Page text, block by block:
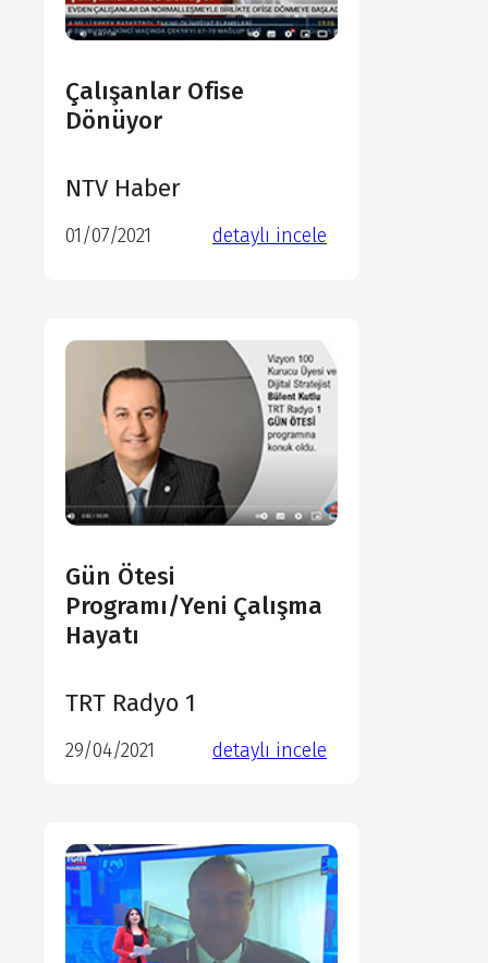
Çalışanlar Ofise
Dönüyor
NTV Haber
01/07/2021 detaylı incele
Gün Ötesi
Programı/Yeni Çalışma
Hayatı
TRT Radyo 1
29/04/2021 detaylı incele
detaylı incele
detaylı incele